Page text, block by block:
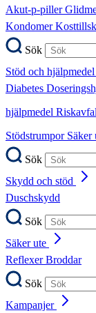
Akut-p-piller
Kondomer
Sök
Stöd och hjälpmedel
Diabetes
hjälpmedel
Stödstrumpor Säker
Sök
Skydd och stöd
Duschskydd
Sök
Säker ute
ReflexerBroddar
Sök
Kampanjer